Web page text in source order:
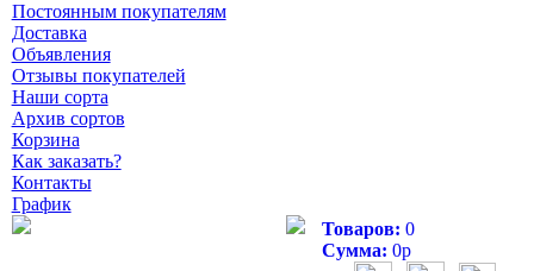
Постоянным покупателям
Доставка
Объявления
Отзывы покупателей
Наши сорта
Архив сортов
Корзина
Как заказать?
Контакты
График
Товаров: 0
Сумма: 0р